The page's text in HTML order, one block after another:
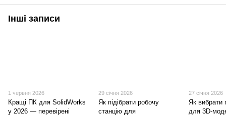
Інші записи
1 червня 2026
Кращі ПК для SolidWorks
у 2026 — перевірені
29 січня 2026
Як підібрати робочу
станцію для
27 січня 2026
Як вибрати
для 3D-